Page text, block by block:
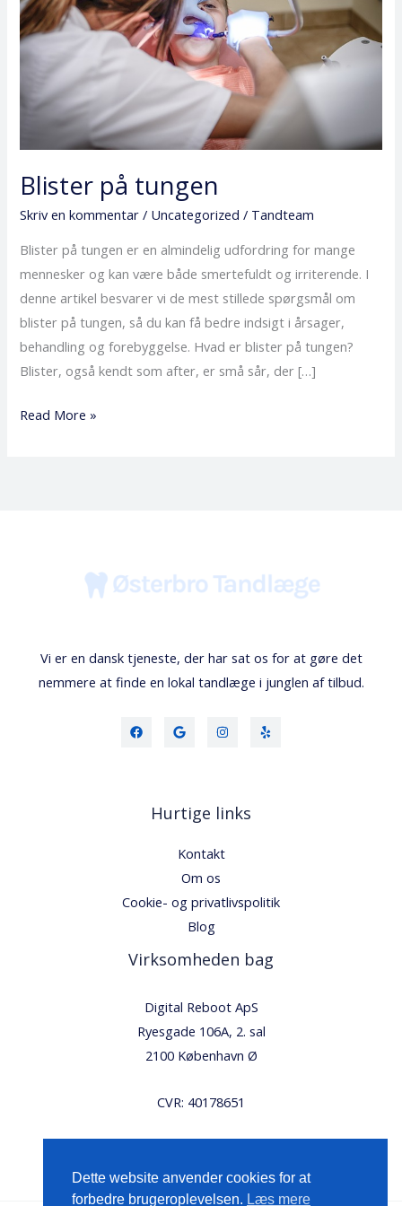
Blister på tungen
Skriv en kommentar / Uncategorized / Tandteam
Blister på tungen er en almindelig udfordring for mange
mennesker og kan være både smertefuldt og irriterende. I
denne artikel besvarer vi de mest stillede spørgsmål om
blister på tungen, så du kan få bedre indsigt i årsager,
behandling og forebyggelse. Hvad er blister på tungen?
Blister, også kendt som after, er små sår, der […]
Read More »
Vi er en dansk tjeneste, der har sat os for at gøre det
nemmere at finde en lokal tandlæge i junglen af tilbud.
Hurtige links
Kontakt
Om os
Cookie- og privatlivspolitik
Blog
Virksomheden bag
Digital Reboot ApS
Ryesgade 106A, 2. sal
2100 København Ø
CVR: 40178651
Dette website anvender cookies for at
forbedre brugeroplevelsen. Læs mere